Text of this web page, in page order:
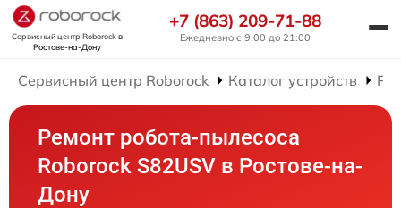
Сервисный центр Roborockв
Ростове-на-Дону
+7 (863) 209-71-88
Ежедневно с 9:00 до 21:00
Сервисный центр Roborock Каталог устройств
Ремонт робота-пылесоса
Roborock S82USV в Ростове-на-
Дону